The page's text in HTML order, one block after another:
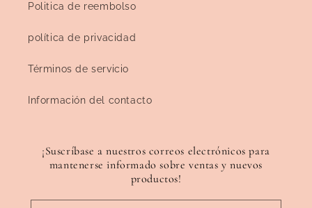
Politica de reembolso
política de privacidad
Términos de servicio
Información del contacto
¡Suscríbase a nuestros correos electrónicos para
mantenerse informado sobre ventas y nuevos
productos!